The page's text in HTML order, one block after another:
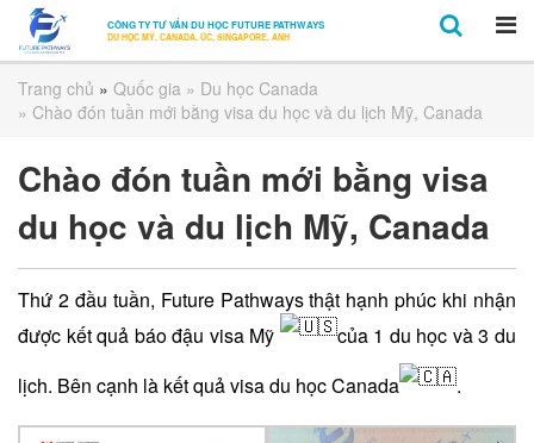
CÔNG TY TƯ VẤN DU HỌC FUTURE PATHWAYS
DU HỌC MỸ, CANADA, ÚC, SINGAPORE, ANH
Trang chủ » Quốc gia » Du học Canada
» Chào đón tuần mới bằng visa du học và du lịch Mỹ, Canada
Chào đón tuần mới bằng visa
du học và du lịch Mỹ, Canada
Thứ 2 đầu tuần, Future Pathways thật hạnh phúc khi nhận
được kết quả báo đậu visa Mỹ
của 1 du học và 3 du
lịch. Bên cạnh là kết quả visa du học Canada
.